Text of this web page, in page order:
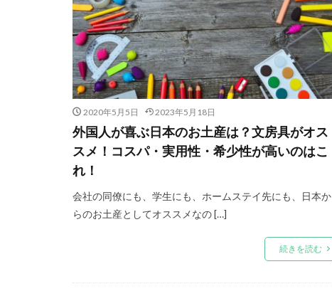
2020年5月5日 2023年5月18日
外国人が喜ぶ日本のお土産は？文房具がオス
スメ！コスパ・実用性・希少性が高いのはこ
れ！
会社の同僚にも、学生にも、ホームステイ先にも、日本か
らのお土産としてオススメなの […]
続きを読む